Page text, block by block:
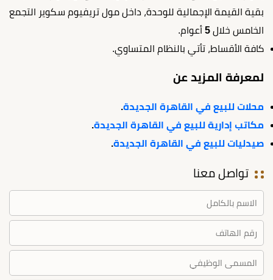
بقية القيمة الإجمالية للوحدة، داخل مول تريفيوم سكوير التجمع
الخامس خلال
أعوام.
كافة الأقساط، تأتي بالنظام المتساوي.
لمعرفة المزيد عن
محلات للبيع في القاهرة الجديدة.
مكاتب إدارية للبيع في القاهرة الجديدة.
صيدليات للبيع في القاهرة الجديدة.
تواصل معنا